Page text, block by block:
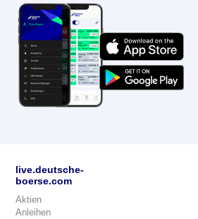
live.deutsche-
boerse.com
Aktien
Anleihen